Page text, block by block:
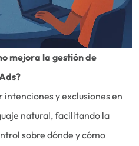
mejora la gestión de
y exclusiones en
natural, facilitando la
sobre dónde y cómo